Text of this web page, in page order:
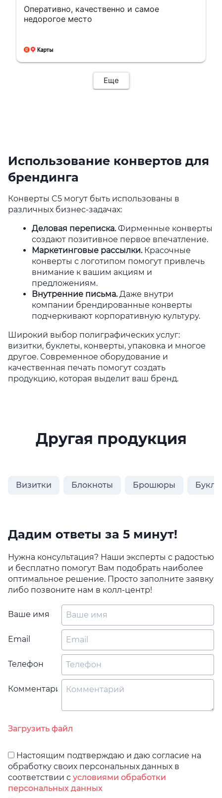
Оперативно, качественно и самое
недорогое место
Еще
Использование конвертов для
брендинга
Конверты C5 могут быть использованы в
различных бизнес-задачах:
Деловая переписка.Фирменные конверты
создают позитивное первое впечатление.
Маркетинговые рассылки. Красочные
конверты с логотипом помогут привлечь
внимание к вашим акциям и
предложениям.
Внутренние письма.Даже внутри
компании брендированные конверты
подчеркивают корпоративную культуру.
Широкий выбор полиграфических услуг:
визитки, буклеты, конверты, упаковка и многое
другое. Современное оборудование и
качественная печать помогут создать
продукцию, которая выделит ваш бренд.
Другая продукция
Визитки Блокноты Брошюры
Дадим ответы за 5 минут!
Нужна консультация? Наши эксперты с радостью
и бесплатно помогут Вам подобрать наиболее
оптимальное решение. Просто заполните заявку
либо позвоните нам в колл-центр!
Ваше имя
Email
Телефон
Комментарий
Загрузить файл
Настоящим подтверждаю и даю согласие на
обработку своих персональных данных в
соответствии с условиями обработки
персональных данных